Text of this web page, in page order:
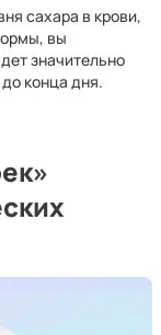
сахара в крови,
вы
значительно
конца дня.